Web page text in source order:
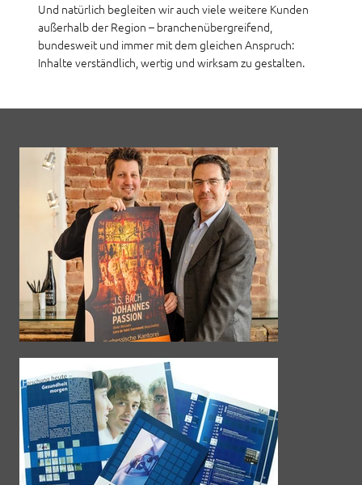
Und natürlich begleiten wir auch viele weitere Kunden
außerhalb der Region – branchenübergreifend,
bundesweit und immer mit dem gleichen Anspruch:
Inhalte verständlich, wertig und wirksam zu gestalten.